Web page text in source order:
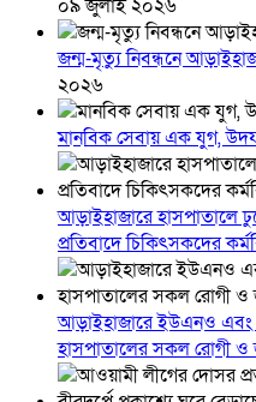
০৯ জুলাই ২০২৬
জন্ম-মৃত্যু নিবন্ধনে
২০২৬
মানবিক সেবায় এক যুগ,
আড়াইহাজারে হাসপাতালে
প্রতিবাদে চিকিৎসকদের
আড়াইহাজারে ইউএনও এবং
হাসপাতালের সকল রোগী ও